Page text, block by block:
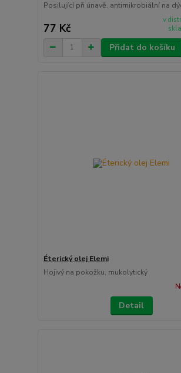
Posilující při únavě, antimikrobiální na
77 Kč
v
Přidat do košíku
Éterický olej Elemi
Hojivý na pokožku, mukolytický
Detail